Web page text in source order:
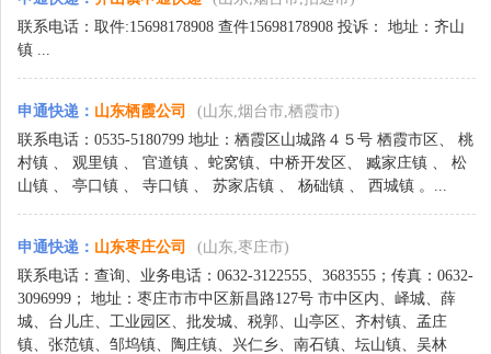
联系电话：取件:15698178908 查件15698178908 投诉： 地址：齐山
镇 ...
申通快递 ： 山东栖霞公司
(山东,烟台市,栖霞市)
联系电话：0535-5180799 地址：栖霞区山城路４５号 栖霞市区、 桃
村镇 、 观里镇 、 官道镇 、蛇窝镇、中桥开发区、 臧家庄镇 、 松
山镇 、 亭口镇 、 寺口镇 、 苏家店镇 、 杨础镇 、 西城镇 。...
申通快递 ： 山东枣庄公司
(山东,枣庄市)
联系电话：查询、业务电话：0632-3122555、3683555；传真：0632-
3096999； 地址：枣庄市市中区新昌路127号 市中区内、峄城、薛
城、台儿庄、工业园区、批发城、税郭、山亭区、齐村镇、孟庄
镇、张范镇、邹坞镇、陶庄镇、兴仁乡、南石镇、坛山镇、吴林